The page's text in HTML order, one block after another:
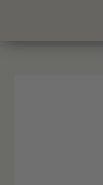
content